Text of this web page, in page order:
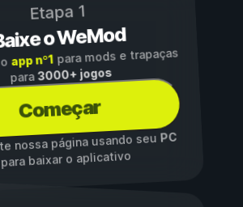
Etapa 1
o WeMod
app nº1para mods e trapaças
para3000+ jogos
Começar
nossa página usando seuPC
para baixar o aplicativo